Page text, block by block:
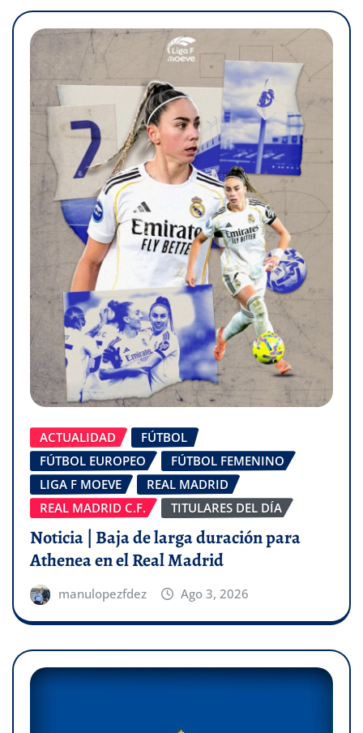
ACTUALIDAD
FÚTBOL
FÚTBOL EUROPEO
FÚTBOL FEMENINO
LIGA F MOEVE
REAL MADRID
REAL MADRID C.F.
TITULARES DEL DÍA
Noticia | Baja de larga duración para
Athenea en el Real Madrid
manulopezfdez Ago 3, 2026